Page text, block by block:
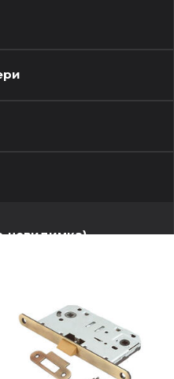
невидимка)
розетка)
розетка)
розетка)